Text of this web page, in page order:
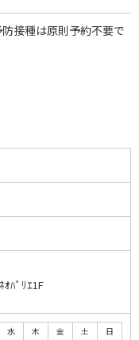
接種は原則予約不要で
ｵﾊﾟﾘｴ1F
水 木 金 土
日